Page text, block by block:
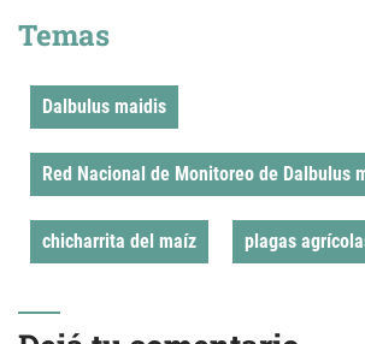
Temas
Dalbulus maidis
Red Nacional de Monitoreo de Dalbulus
chicharrita del maíz plagas